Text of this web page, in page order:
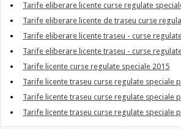
Tarife eliberare licente curse regulate
Tarife eliberare licente de traseu curse
Tarife eliberare licente traseu - curse
Tarife eliberare licente traseu - curse
Tarife licente curse regulate speciale 2015
Tarife licente traseu curse regulate speciale
Tarife licente traseu curse regulate speciale
Tarife licente traseu curse regulate speciale